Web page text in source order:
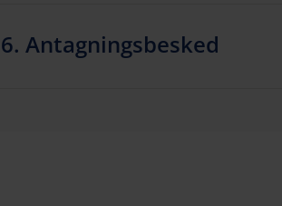
6. Antagningsbesked